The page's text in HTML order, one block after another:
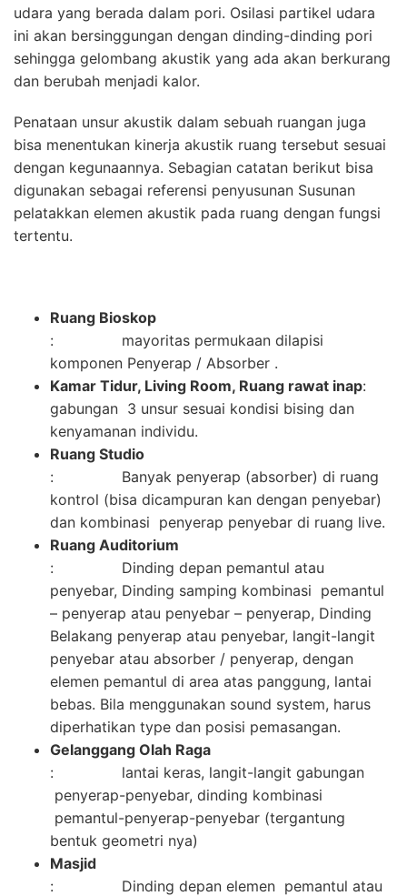
udara yang berada dalam pori. Osilasi partikel udara
ini akan bersinggungan dengan dinding-dinding pori
sehingga gelombang akustik yang ada akan berkurang
dan berubah menjadi kalor.
Penataan unsur akustik dalam sebuah ruangan juga
bisa menentukan kinerja akustik ruang tersebut sesuai
dengan kegunaannya. Sebagian catatan berikut bisa
digunakan sebagai referensi penyusunan Susunan
pelatakkan elemen akustik pada ruang dengan fungsi
tertentu.
Ruang Bioskop
: mayoritas permukaan dilapisi
komponen Penyerap / Absorber .
Kamar Tidur, Living Room, Ruang rawat inap:
gabungan 3 unsur sesuai kondisi bising dan
kenyamanan individu.
Ruang Studio
: Banyak penyerap (absorber) di ruang
kontrol (bisa dicampuran kan dengan penyebar)
dan kombinasi penyerap penyebar di ruang live.
Ruang Auditorium
: Dinding depan pemantul atau
penyebar, Dinding samping kombinasi pemantul
– penyerap atau penyebar – penyerap, Dinding
Belakang penyerap atau penyebar, langit-langit
penyebar atau absorber / penyerap, dengan
elemen pemantul di area atas panggung, lantai
bebas. Bila menggunakan sound system, harus
diperhatikan type dan posisi pemasangan.
Gelanggang Olah Raga
: lantai keras, langit-langit gabungan
penyerap-penyebar, dinding kombinasi
pemantul-penyerap-penyebar (tergantung
bentuk geometri nya)
Masjid
: Dinding depan elemen pemantul atau